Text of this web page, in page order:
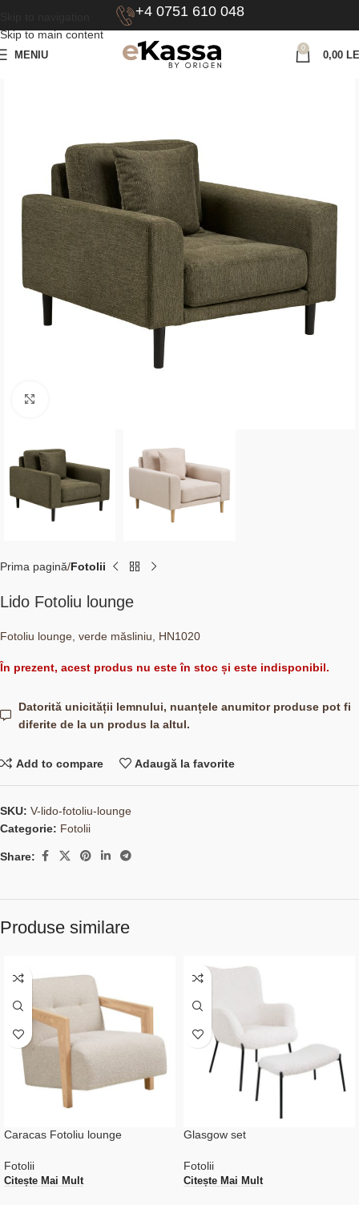
Skip to main content
+4 0751 610 048
MENIU
0
0,00
Prima pagină Fotolii
Lido Fotoliu lounge
Fotoliu lounge, verde măsliniu, HN1020
În prezent, acest produs nu este în stoc și este indisponibil.
Datorită unicității lemnului, nuanțele anumitor produse pot fi
diferite de la un produs la altul.
Add to compare Adaugă la favorite
SKU: V-lido-fotoliu-lounge
Categorie: Fotolii
Share:
Produse similare
Caracas Fotoliu lounge
Fotolii
Citește Mai Mult
Glasgow set
Fotolii
Citește Mai Mult